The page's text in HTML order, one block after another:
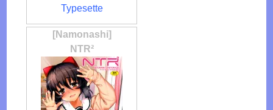
Typesette
[Namonashi]
NTR²